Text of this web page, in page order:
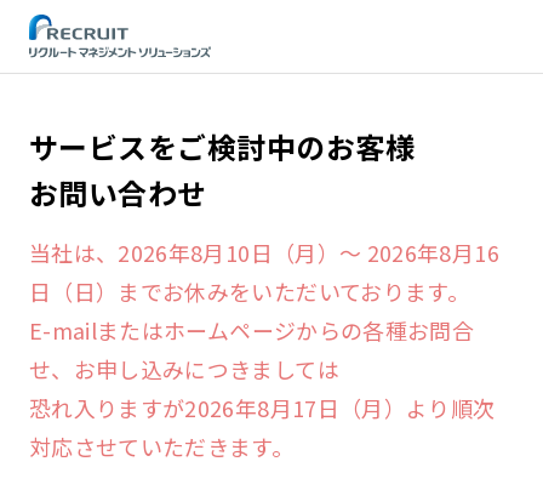
サービスをご検討中のお客様
お問い合わせ
当社は、2026年8月10日（月）～ 2026年8月16
日（日）までお休みをいただいております。
E-mailまたはホームページからの各種お問合
せ、お申し込みにつきましては
恐れ入りますが2026年8月17日（月）より順次
対応させていただきます。